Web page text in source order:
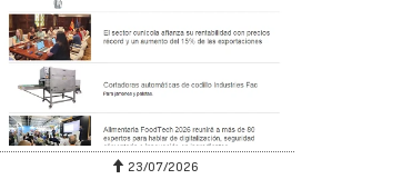
23/07/2026